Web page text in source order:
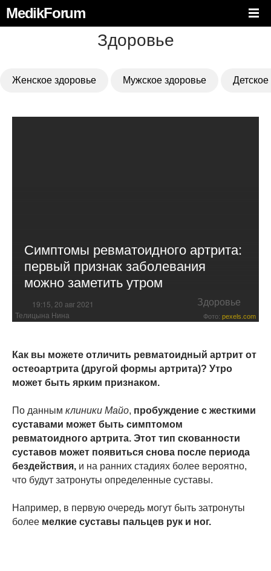
MedikForum
Здоровье
Женское здоровье Мужское здоровье
Симптомы ревматоидного артрита:
первый признак заболевания
можно заметить утром
19:15, 20 авг 2021 Здоровье
Телицына Нина Фото: pexels.com
Как вы можете отличить ревматоидный артрит от
остеоартрита (другой формы артрита)? Утро
может быть ярким признаком.
По данным клиники Майо, пробуждение с жесткими
суставами может быть симптомом
ревматоидного артрита. Этот тип скованности
суставов может появиться снова после периода
бездействия, и на ранних стадиях более вероятно,
что будут затронуты определенные суставы.
Например, в первую очередь могут быть затронуты
более мелкие суставы пальцев рук и ног.